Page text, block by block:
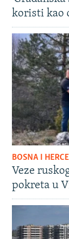
koristi kao
BOSNA I
Veze
pokreta u